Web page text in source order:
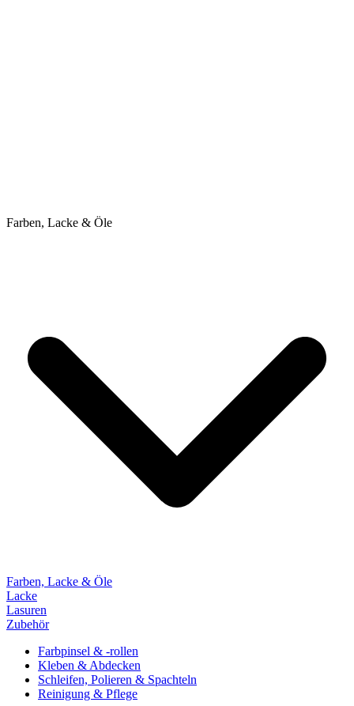
Farben, Lacke & Öle
Farben, Lacke & Öle
Lacke
Lasuren
Zubehör
Farbpinsel & -rollen
Kleben & Abdecken
Schleifen, Polieren & Spachteln
Reinigung & Pflege